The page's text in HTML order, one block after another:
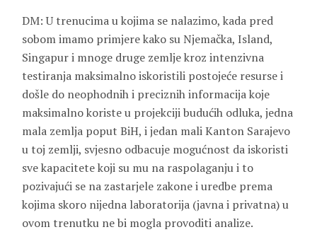
DM: U trenucima u kojima se nalazimo, kada pred
sobom imamo primjere kako su Njemačka, Island,
Singapur i mnoge druge zemlje kroz intenzivna
testiranja maksimalno iskoristili postojeće resurse i
došle do neophodnih i preciznih informacija koje
maksimalno koriste u projekciji budućih odluka, jedna
mala zemlja poput BiH, i jedan mali Kanton Sarajevo
u toj zemlji, svjesno odbacuje mogućnost da iskoristi
sve kapacitete koji su mu na raspolaganju i to
pozivajući se na zastarjele zakone i uredbe prema
kojima skoro nijedna laboratorija (javna i privatna) u
ovom trenutku ne bi mogla provoditi analize.